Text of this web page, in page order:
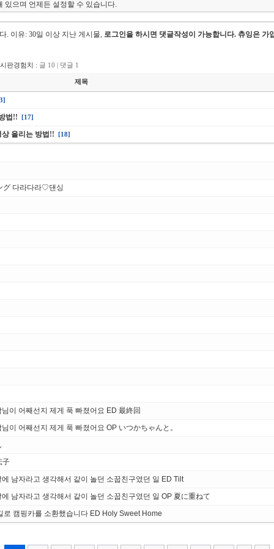
있으며 언제든 설정할 수 있습니다.
. 이유: 30일 이상 지난 게시물, 로그인을 하시면 댓글작성이 가능합니다. 츄잉은 가
판경험치 : 글 10 | 댓글 1
제목
법!! [17]
상 올리는 방법!! [18]
グ 다라다라♡댄싱
이 어째선지 제게 푹 빠졌어요 ED 最終回
이 어째선지 제게 푹 빠졌어요 OP いつかちゃんと。
子
남자라고 생각해서 같이 놀던 소꿉친구였던 일 ED Tilt
남자라고 생각해서 같이 놀던 소꿉친구였던 일 OP 夏に重ねて
로 캠핑카를 소환했습니다 ED Holy Sweet Home